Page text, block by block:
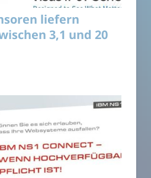
liefern
3,1 und 20